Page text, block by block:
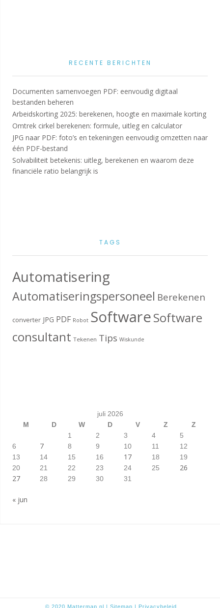
RECENTE BERICHTEN
Documenten samenvoegen PDF: eenvoudig digitaal
bestanden beheren
Arbeidskorting 2025: berekenen, hoogte en maximale korting
Omtrek cirkel berekenen: formule, uitleg en calculator
JPG naar PDF: foto’s en tekeningen eenvoudig omzetten naar
één PDF-bestand
Solvabiliteit betekenis: uitleg, berekenen en waarom deze
financiële ratio belangrijk is
TAGS
Automatisering
Automatiseringspersoneel Berekenen
converter JPG PDF Robot SoftwareSoftware
consultant Tekenen Tips Wiskunde
juli 2026
M
D W D V Z
Z
1
2 3 4
5
6
7 8 9 10 11
12
13
14 15 16 17 18
19
20
21 22 23 24 25
26
27
28 29 30 31
« jun
© 2020 Mattermap.nl Sitemap Privacybeleid